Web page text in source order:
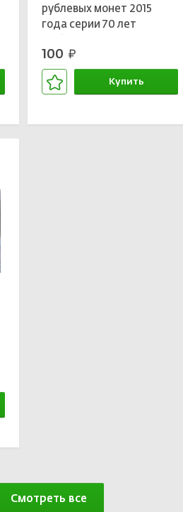
рублевых монет 2015
года серии 70 лет
100 руб.
Купить
Смотреть все